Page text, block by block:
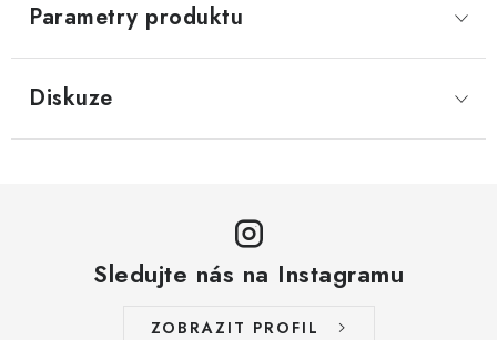
Parametry produktu
Diskuze
Sledujte nás na Instagramu
ZOBRAZIT PROFIL